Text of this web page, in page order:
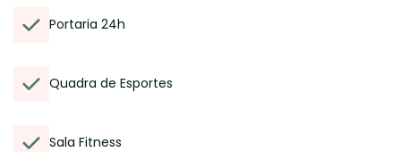
Portaria 24h
Quadra de Esportes
Sala Fitness